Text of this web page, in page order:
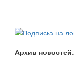
Архив новостей: